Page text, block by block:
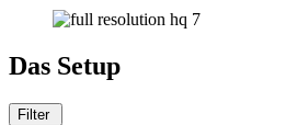
Das Setup
Filter